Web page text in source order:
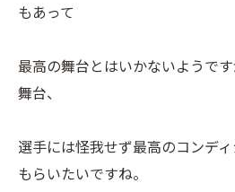
もあって
最高の舞台とはいかないようで
舞台、
選手には怪我せず最高のコンデ
もらいたいですね。